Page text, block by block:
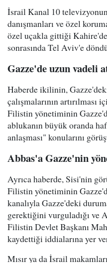
İsrail Kanal 10
danışmanları ve özel
özel uçakla gittiği
sonrasında Tel Aviv'e
Gazze'de uzun vadeli
Haberde ikilinin,
çalışmalarının artırılması
Filistin yönetiminin
ablukanın büyük oranda
anlaşması" konularını
Abbas'a Gazze'nin
Ayrıca haberde, Sisi'nin
Filistin yönetiminin
kanalıyla Gazze'deki
gerektiğini vurguladığı ve
Filistin Devlet Başkanı
kaydettiği iddialarına yer
Mısır ya da İsrail